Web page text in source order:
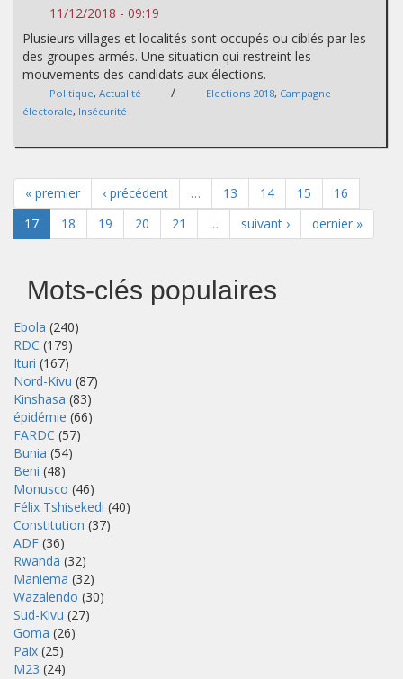
11/12/2018 - 09:19
Plusieurs villages et localités sont occupés ou ciblés par les
des groupes armés. Une situation qui restreint les
mouvements des candidats aux élections.
Politique, Actualité / Elections 2018, Campagne
électorale, Insécurité
« premier ‹ précédent … 13 14 15
16
17
18 19 20 21 … suivant › dernier »
Mots-clés populaires
Ebola (240)
RDC (179)
Ituri (167)
Nord-Kivu (87)
Kinshasa (83)
épidémie (66)
FARDC (57)
Bunia (54)
Beni (48)
Monusco (46)
Félix Tshisekedi (40)
Constitution (37)
ADF (36)
Rwanda (32)
Maniema (32)
Wazalendo (30)
Sud-Kivu (27)
Goma (26)
Paix (25)
M23 (24)